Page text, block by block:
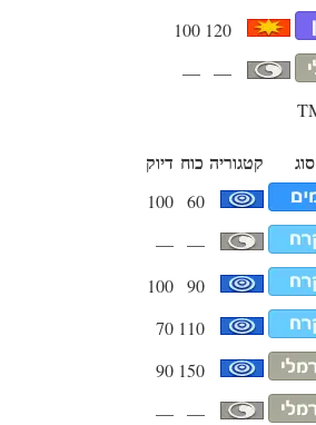
120
100
—
—
סוג קטגוריה כוח דיוק
60
100
—
—
90
100
110
70
150
90
—
—